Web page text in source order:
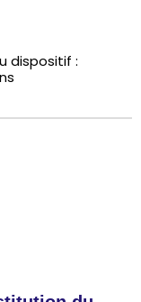
dispositif :